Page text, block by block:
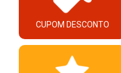
CUPOM DESCONTO